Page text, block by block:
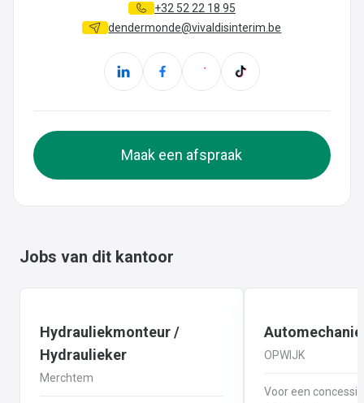
+32 52 22 18 95
dendermonde@vivaldisinterim.be
Maak een afspraak
Jobs van dit kantoor
Hydrauliekmonteur /
Hydraulieker
Merchtem
OPWIJK
Voor een